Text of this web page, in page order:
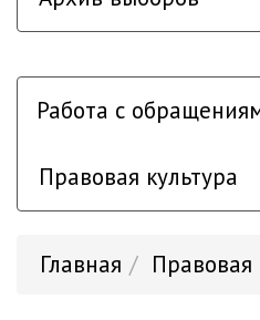
Работа с
Правовая культура
Главная Правовая